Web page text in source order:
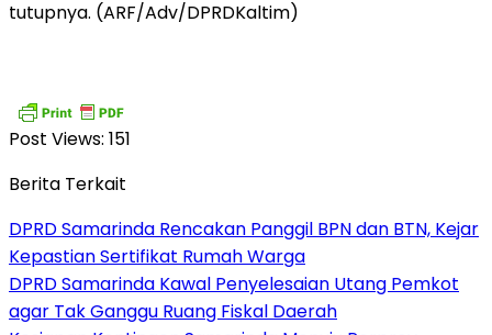
tutupnya. (ARF/Adv/DPRDKaltim)
Post Views: 151
Berita Terkait
DPRD Samarinda Rencakan Panggil BPN dan BTN, Kejar
Kepastian Sertifikat Rumah Warga
DPRD Samarinda Kawal Penyelesaian Utang Pemkot
agar Tak Ganggu Ruang Fiskal Daerah